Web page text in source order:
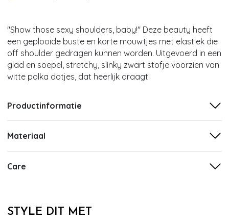
''Show those sexy shoulders, baby!'' Deze beauty heeft
een geplooide buste en korte mouwtjes met elastiek die
off shoulder gedragen kunnen worden. Uitgevoerd in een
glad en soepel, stretchy, slinky zwart stofje voorzien van
witte polka dotjes, dat heerlijk draagt!
Productinformatie
Materiaal
Care
STYLE DIT MET